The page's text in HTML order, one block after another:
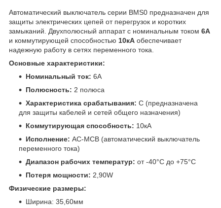
Автоматический выключатель серии BMS0 предназначен для
защиты электрических цепей от перегрузок и коротких
замыканий. Двухполюсный аппарат с номинальным током 6A
и коммутирующей способностью 10кА обеспечивает
надежную работу в сетях переменного тока.
Основные характеристики:
Номинальный ток: 6A
Полюсность: 2 полюса
Характеристика срабатывания: C (предназначена
для защиты кабелей и сетей общего назначения)
Коммутирующая способность: 10кА
Исполнение: AC-MCB (автоматический выключатель
переменного тока)
Диапазон рабочих температур: от -40°C до +75°C
Потеря мощности: 2,90W
Физические размеры:
Ширина: 35,60мм